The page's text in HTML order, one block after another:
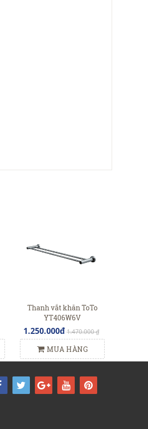
Thanh vắt khăn ToTo
YT406W6V
1.250.000đ 1.470.000 ₫
MUA HÀNG